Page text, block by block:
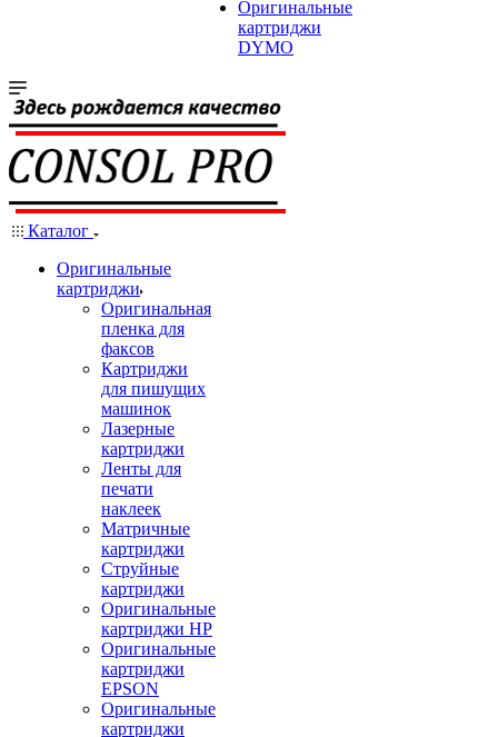
Оригинальные
картриджи
DYMO
Каталог
Оригинальные
картриджи
Оригинальная
пленка для
факсов
Картриджи
для пишущих
машинок
Лазерные
картриджи
Ленты для
печати
наклеек
Матричные
картриджи
Струйные
картриджи
Оригинальные
картриджи HP
Оригинальные
картриджи
EPSON
Оригинальные
картриджи